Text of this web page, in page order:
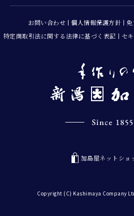
お問い合わせ 個人情報保護方針
特定商取引法に関する法律に基づく表記
セ
加島屋ネットショ
Copyright (C) Kashimaya Company